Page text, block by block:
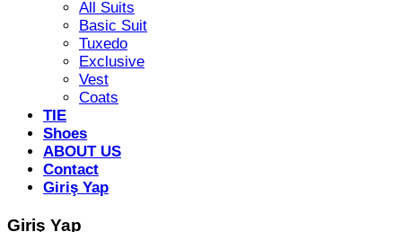
All Suits
Basic Suit
Tuxedo
Exclusive
Vest
Coats
TIE
Shoes
ABOUT US
Contact
Giriş Yap
Giriş Yap